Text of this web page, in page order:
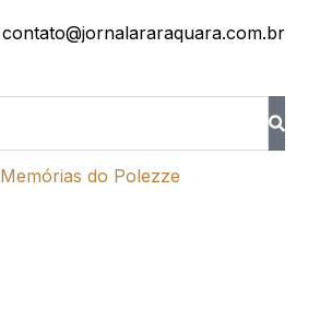
contato@jornalararaquara.com.br
Memórias do Polezze